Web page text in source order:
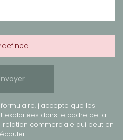
j'accepte que les
exploitées dans le cadre de la
commerciale qui peut en